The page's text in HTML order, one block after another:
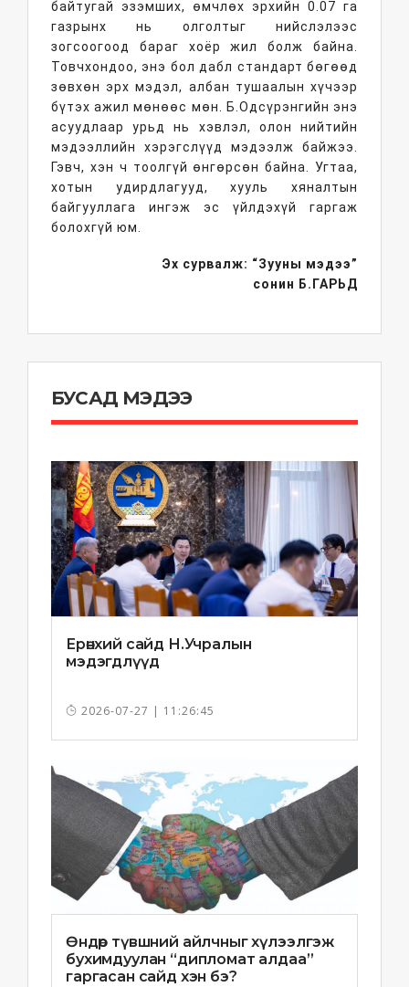
байтугай эзэмших, өмчлөх эрхийн 0.07 га
газрынх нь олголтыг нийслэлээс
зогсоогоод бараг хоёр жил болж байна.
Товчхондоо, энэ бол дабл стандарт бөгөөд
зөвхөн эрх мэдэл, албан тушаалын хүчээр
бүтэх ажил мөнөөс мөн. Б.Одсүрэнгийн энэ
асуудлаар урьд нь хэвлэл, олон нийтийн
мэдээллийн хэрэгслүүд мэдээлж байжээ.
Гэвч, хэн ч тоолгүй өнгөрсөн байна. Угтаа,
хотын удирдлагууд, хууль хяналтын
байгууллага ингэж эс үйлдэхүй гаргаж
болохгүй юм.
Эх сурвалж: “Зууны мэдээ”
сонин Б.ГАРЬД
БУСАД МЭДЭЭ
Ерөнхий сайд Н.Учралын
мэдэгдлүүд
2026-07-27 | 11:26:45
Өндөр түвшний айлчныг хүлээлгэж
бухимдуулан “дипломат алдаа”
гаргасан сайд хэн бэ?